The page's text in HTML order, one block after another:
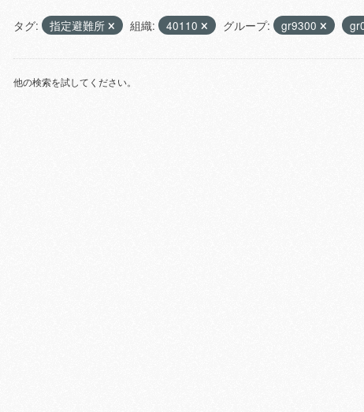
タグ: 指定避難所 組織: 40110 グループ: gr9300
他の検索を試してください。